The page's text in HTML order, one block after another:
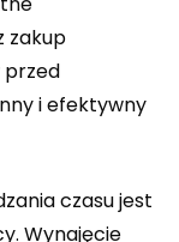
zakup
przed
i efektywny
czasu jest
Wynajęcie